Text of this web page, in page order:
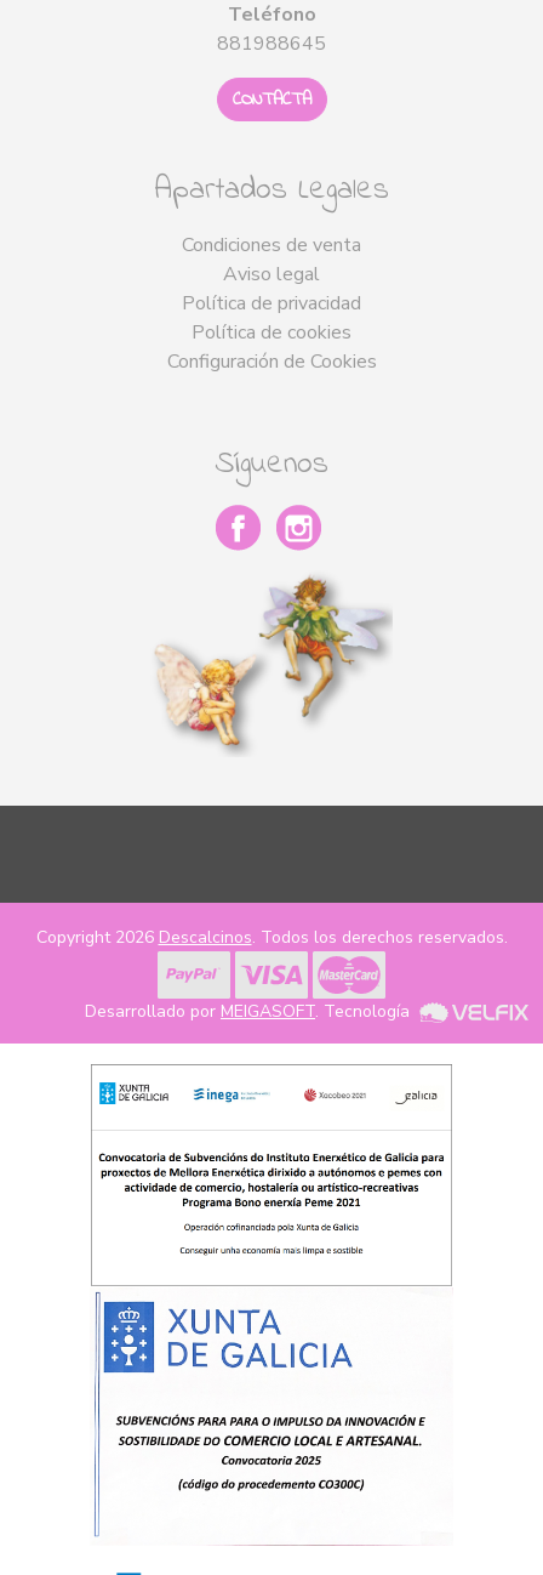
Teléfono
881988645
CONTACTA
Apartados Legales
Condiciones de venta
Aviso legal
Política de privacidad
Política de cookies
Configuración de Cookies
Síguenos
Copyright 2026 Descalcinos. Todos los derechos reservados.
Desarrollado por MEIGASOFT. Tecnología